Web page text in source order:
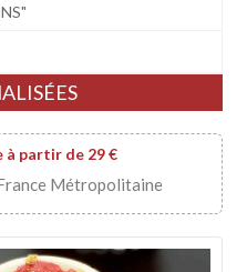
partir de 29 €
Métropolitaine